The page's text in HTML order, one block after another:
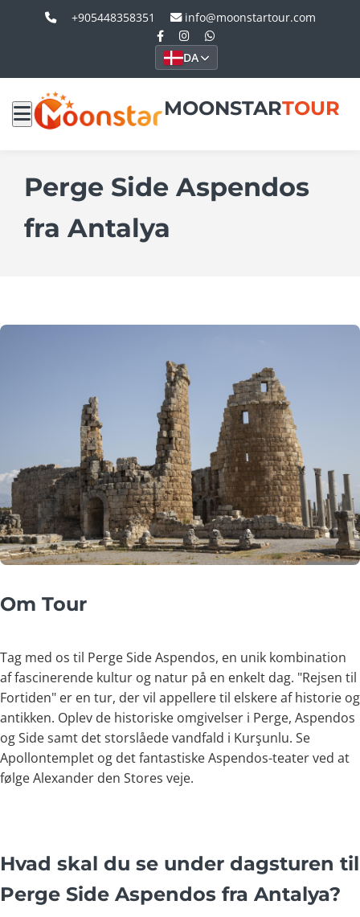
+905448358351 info@moonstartour.com
DA
MOONSTARTOUR
Perge Side Aspendos
fra Antalya
Om Tour
Tag med os til Perge Side Aspendos, en unik kombination
af fascinerende kultur og natur på en enkelt dag. "Rejsen til
Fortiden" er en tur, der vil appellere til elskere af historie og
antikken. Oplev de historiske omgivelser i Perge, Aspendos
og Side samt det storslåede vandfald i Kurşunlu. Se
Apollontemplet og det fantastiske Aspendos-teater ved at
følge Alexander den Stores veje.
Hvad skal du se under dagsturen til
Perge Side Aspendos fra Antalya?